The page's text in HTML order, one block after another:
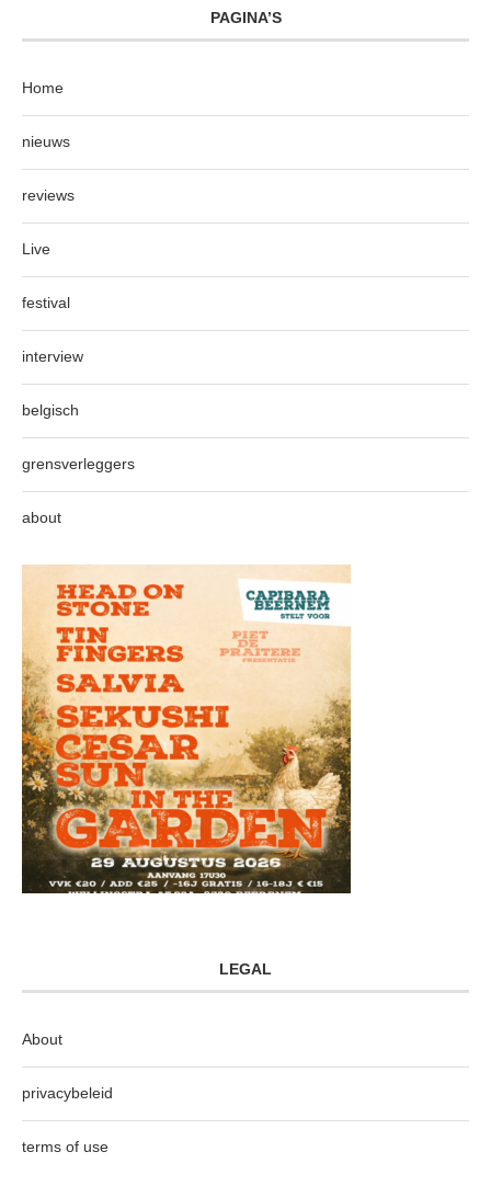
PAGINA’S
Home
nieuws
reviews
Live
festival
interview
belgisch
grensverleggers
about
LEGAL
About
privacybeleid
terms of use